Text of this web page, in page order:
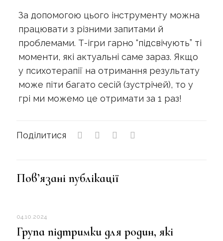
За допомогою цього інструменту можна
працювати з різними запитами й
проблемами. Т-ігри гарно “підсвічують” ті
моменти, які актуальні саме зараз. Якщо
у психотерапії на отримання результату
може піти багато сесій (зустрічей), то у
грі ми можемо це отримати за 1 раз!
Поділитися
Пов’язані публікації
04.10.2024
Група підтримки для родин, які